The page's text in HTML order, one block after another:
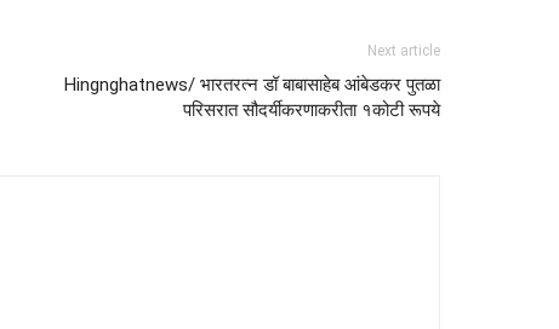
Next article
Hingnghatnews/ भारतरत्न डॉ बाबासाहेब आंबेडकर पुतळा
परिसरात सौदर्यीकरणाकरीता १कोटी रूपये